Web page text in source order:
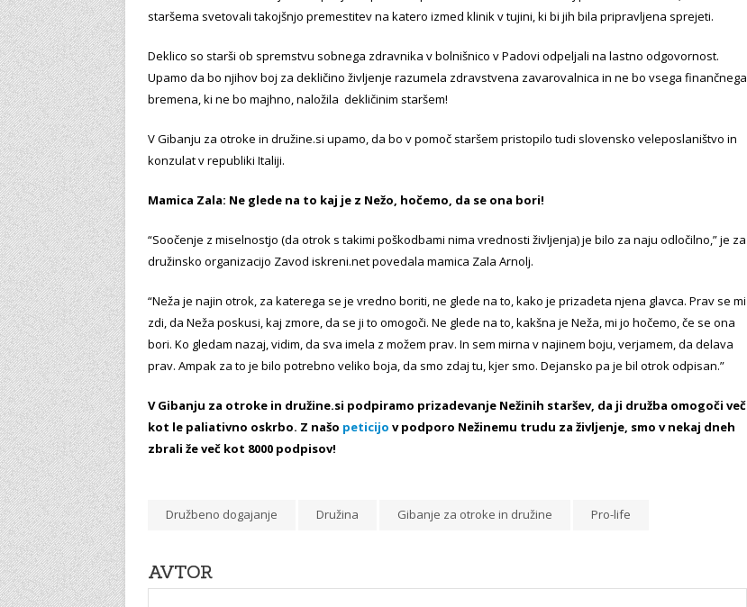
staršema svetovali takojšnjo premestitev na katero izmed klinik v tujini, ki bi jih bila pripravljena sprejeti.
Deklico so starši ob spremstvu sobnega zdravnika v bolnišnico v Padovi odpeljali na lastno odgovornost.
Upamo da bo njihov boj za dekličino življenje razumela zdravstvena zavarovalnica in ne bo vsega finančnega
bremena, ki ne bo majhno, naložila dekličinim staršem!
V Gibanju za otroke in družine.si upamo, da bo v pomoč staršem pristopilo tudi slovensko veleposlaništvo in
konzulat v republiki Italiji.
Mamica Zala: Ne glede na to kaj je z Nežo, hočemo, da se ona bori!
“Soočenje z miselnostjo (da otrok s takimi poškodbami nima vrednosti življenja) je bilo za naju odločilno,” je za
družinsko organizacijo Zavod iskreni.net povedala mamica Zala Arnolj.
“Neža je najin otrok, za katerega se je vredno boriti, ne glede na to, kako je prizadeta njena glavca. Prav se mi
zdi, da Neža poskusi, kaj zmore, da se ji to omogoči. Ne glede na to, kakšna je Neža, mi jo hočemo, če se ona
bori. Ko gledam nazaj, vidim, da sva imela z možem prav. In sem mirna v najinem boju, verjamem, da delava
prav. Ampak za to je bilo potrebno veliko boja, da smo zdaj tu, kjer smo. Dejansko pa je bil otrok odpisan.”
V Gibanju za otroke in družine.si podpiramo prizadevanje Nežinih staršev, da ji družba omogoči več
kot le paliativno oskrbo. Z našo peticijo v podporo Nežinemu trudu za življenje, smo v nekaj dneh
zbrali že več kot 8000 podpisov!
Družbeno dogajanje Družina Gibanje za otroke in družine Pro-life
AVTOR